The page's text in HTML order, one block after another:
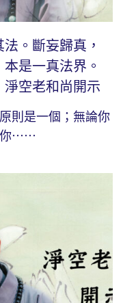
。斷妄歸真，
是一真法界。
空老和尚開示
則是一個；無論你
你⋯⋯